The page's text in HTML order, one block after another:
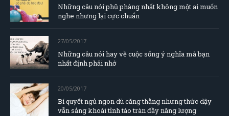
Những câu nói phũ phàng nhất không một ai muốn
nghe nhưng lại cực chuẩn
27/05/2017
Những câu nói hay về cuộc sống ý nghĩa mà bạn
nhất định phải nhớ
20/05/2017
Bí quyết ngủ ngon dù căng thằng nhưng thức dậy
vẫn sảng khoái tỉnh táo tràn đầy năng lượng